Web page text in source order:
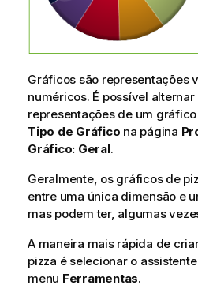
Gráficos são representações
numéricos. É possível
representações de um
Tipo de Gráfico na página
Gráfico: Geral.
Geralmente, os gráficos de
entre uma única dimensão e
mas podem ter, algumas
A maneira mais rápida de
pizza é selecionar o assistente
menu Ferramentas.